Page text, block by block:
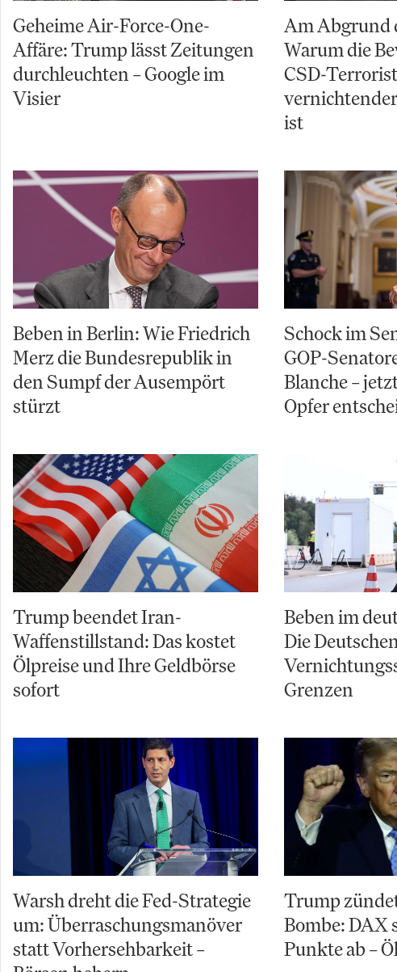
Geheime Air-Force-One-
Affäre: Trump lässt Zeitungen
durchleuchten – Google im
Visier
Am Abgrund
Warum die
CSD-
ist
Beben in Berlin: Wie Friedrich
Merz die Bundesrepublik in
den Sumpf der Ausempört
stürzt
Schock im
GOP-
Blanche –
Opfer
Trump beendet Iran-
Waffenstillstand: Das kostet
Ölpreise und Ihre Geldbörse
sofort
Beben im
Die
Grenzen
Warsh dreht die Fed-Strategie
um: Überraschungsmanöver
statt Vorhersehbarkeit –
Trump
Bombe: DAX
Punkte ab –